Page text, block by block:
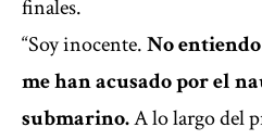
finales.
“Soy inocente.No
me han acusado por el
submarino.A lo largo del